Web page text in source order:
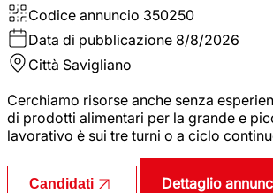
Codice annuncio 350250
Data di pubblicazione 8/8/2026
Città Savigliano
Cerchiamo risorse anche senza
di prodotti alimentari per la grande e
lavorativo è sui tre turni o a ciclo
Candidati Dettaglio